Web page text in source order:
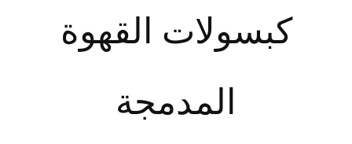
كبسولات القهوة
المدمجة